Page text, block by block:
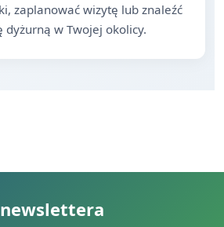
zaplanować wizytę lub znaleźć
dyżurną w Twojej okolicy.